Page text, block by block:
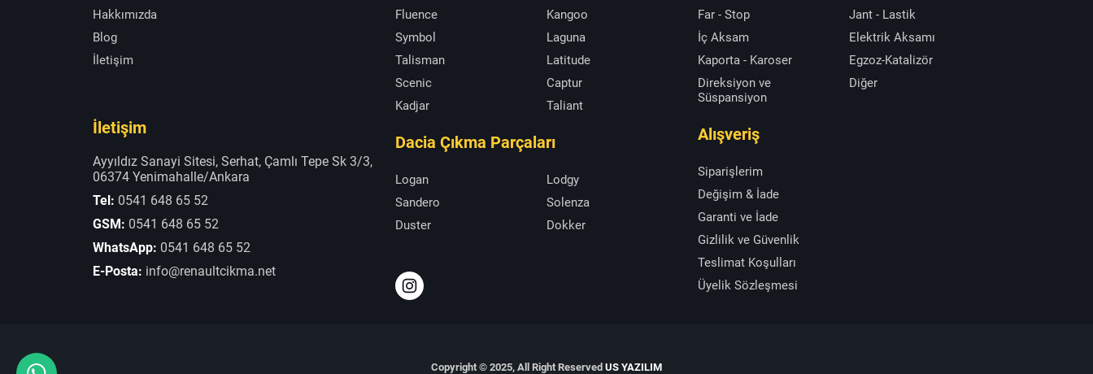
Hakkımızda
Blog
İletişim
İletişim
Ayyıldız Sanayi Sitesi, Serhat, Çamlı Tepe Sk 3/3,
06374 Yenimahalle/Ankara
Tel: 0541 648 65 52
GSM: 0541 648 65 52
WhatsApp: 0541 648 65 52
E-Posta: info@renaultcikma.net
Fluence
Kangoo
Symbol
Laguna
Talisman
Latitude
Scenic
Captur
Kadjar
Taliant
Dacia Çıkma Parçaları
Logan
Lodgy
Sandero
Solenza
Duster
Dokker
Far - Stop
Jant - Lastik
İç Aksam
Elektrik Aksamı
Kaporta - Karoser
Egzoz-Katalizör
Direksiyon ve
Süspansiyon
Diğer
Alışveriş
Siparişlerim
Değişim & İade
Garanti ve İade
Gizlilik ve Güvenlik
Teslimat Koşulları
Üyelik Sözleşmesi
Copyright © 2025, All Right Reserved US YAZILIM